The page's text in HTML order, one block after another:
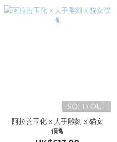
SOLD OUT
阿拉善玉化 x 人手雕刻 x 貓女
僕🐈